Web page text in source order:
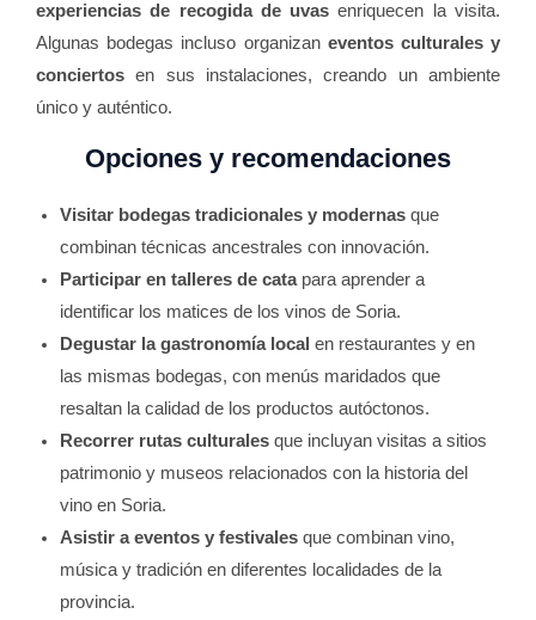
experiencias de recogida de uvas enriquecen la visita.
Algunas bodegas incluso organizan eventos culturales y
conciertos en sus instalaciones, creando un ambiente
único y auténtico.
Opciones y recomendaciones
Visitar bodegas tradicionales y modernas que
combinan técnicas ancestrales con innovación.
Participar en talleres de catapara aprender a
identificar los matices de los vinos de Soria.
Degustar la gastronomía local en restaurantes y en
las mismas bodegas, con menús maridados que
resaltan la calidad de los productos autóctonos.
Recorrer rutas culturales que incluyan visitas a sitios
patrimonio y museos relacionados con la historia del
vino en Soria.
Asistir a eventos y festivales que combinan vino,
música y tradición en diferentes localidades de la
provincia.